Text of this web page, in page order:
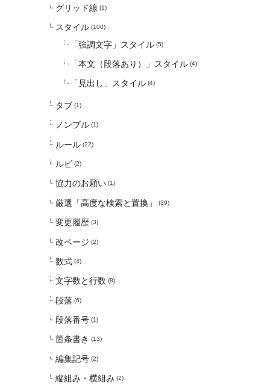
グリッド線 (1)
スタイル (100)
「強調文字」スタイル (5)
「本文（段落あり）」スタイル (4)
「見出し」スタイル (4)
タブ (1)
ノンブル (1)
ルール (22)
ルビ (2)
協力のお願い (1)
厳選「高度な検索と置換」 (39)
変更履歴 (3)
改ページ (2)
数式 (4)
文字数と行数 (8)
段落 (6)
段落番号 (1)
箇条書き (13)
編集記号 (2)
縦組み・横組み (2)